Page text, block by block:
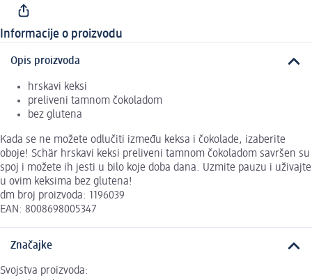
Informacije o proizvodu
Opis proizvoda
hrskavi keksi
preliveni tamnom čokoladom
bez glutena
Kada se ne možete odlučiti između keksa i čokolade, izaberite
oboje! Schär hrskavi keksi preliveni tamnom čokoladom savršen su
spoj i možete ih jesti u bilo koje doba dana. Uzmite pauzu i uživajte
u ovim keksima bez glutena!
dm broj proizvoda: 1196039
EAN: 8008698005347
Značajke
Svojstva proizvoda: